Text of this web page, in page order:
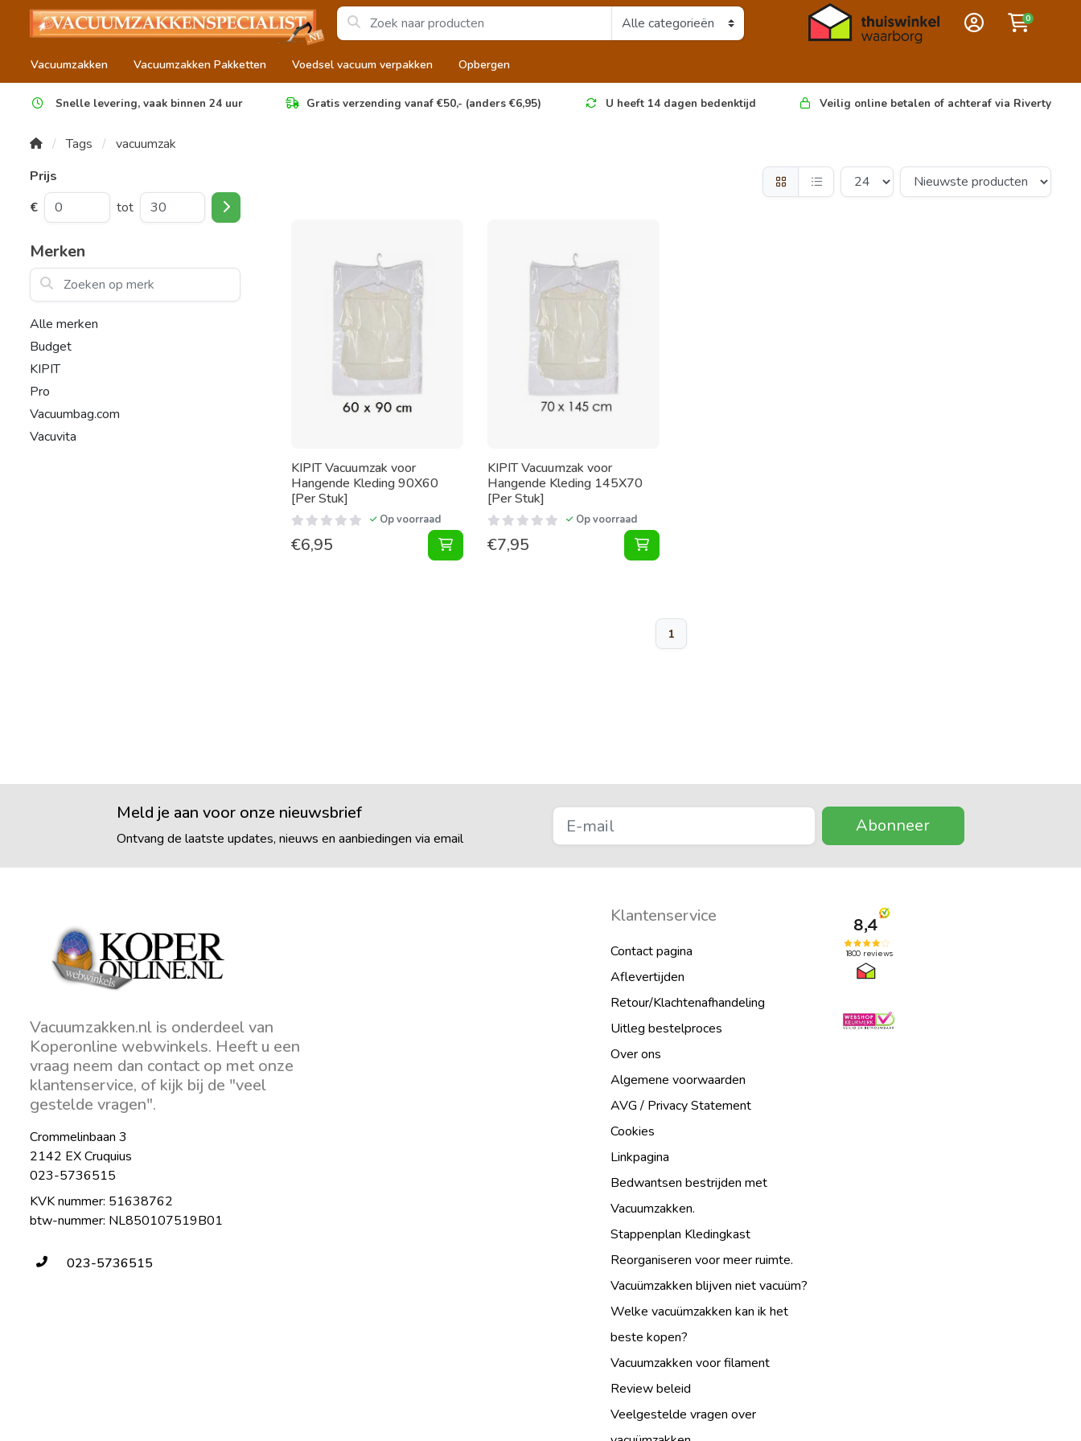
0
Vacuumzakken Vacuumzakken Pakketten Voedsel vacuum verpakken Opbergen
Snelle levering, vaak binnen 24 uur Gratis verzending vanaf €50,- (anders €6,95) U heeft 14 dagen bedenktijd Veilig online betalen of achteraf via Riverty
Tags
vacuumzak
Prijs
€
tot
Merken
Zoeken op merk
Alle merken
Budget
KIPIT
Pro
Vacuumbag.com
Vacuvita
KIPIT Vacuumzak voor
Hangende Kleding 90X60
[Per Stuk]
Op voorraad
€6,95 Vacuumzak voor Hangende Kleding 90X60 [Per Stuk] toevoegen aan winkelwagen
KIPIT Vacuumzak voor
Hangende Kleding 145X70
[Per Stuk]
Op voorraad
€7,95 Vacuumzak voor Hangende Kleding 145X70 [Per Stuk] toevoegen aan
1
Meld je aan voor onze nieuwsbrief
Ontvang de laatste updates, nieuws en aanbiedingen via email
Abonneer
Vacuumzakken.nl is onderdeel van
Koperonline webwinkels. Heeft u een
vraag neem dan contact op met onze
klantenservice, of kijk bij de "veel
gestelde vragen".
Crommelinbaan 3
2142 EX Cruquius
023-5736515
KVK nummer: 51638762
btw-nummer: NL850107519B01
023-5736515
Klantenservice
Contact pagina
Aflevertijden
Retour/Klachtenafhandeling
Uitleg bestelproces
Over ons
Algemene voorwaarden
AVG / Privacy Statement
Cookies
Linkpagina
Bedwantsen bestrijden met
Vacuumzakken.
Stappenplan Kledingkast
Reorganiseren voor meer ruimte.
Vacuümzakken blijven niet vacuüm?
Welke vacuümzakken kan ik het
beste kopen?
Vacuumzakken voor filament
Review beleid
Veelgestelde vragen over